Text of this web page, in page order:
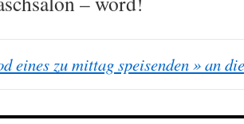
eines zu mittag speisenden » an